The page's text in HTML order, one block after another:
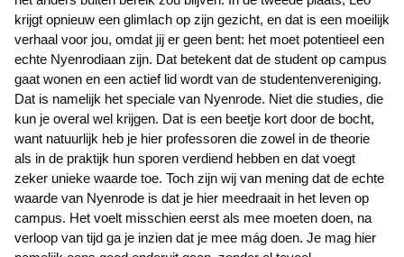
krijgt opnieuw een glimlach op zijn gezicht, en dat is een moeilijk
verhaal voor jou, omdat jij er geen bent: het moet potentieel een
echte Nyenrodiaan zijn. Dat betekent dat de student op campus
gaat wonen en een actief lid wordt van de studentenvereniging.
Dat is namelijk het speciale van Nyenrode. Niet die studies, die
kun je overal wel krijgen. Dat is een beetje kort door de bocht,
want natuurlijk heb je hier professoren die zowel in de theorie
als in de praktijk hun sporen verdiend hebben en dat voegt
zeker unieke waarde toe. Toch zijn wij van mening dat de echte
waarde van Nyenrode is dat je hier meedraait in het leven op
campus. Het voelt misschien eerst als mee moeten doen, na
verloop van tijd ga je inzien dat je mee mág doen. Je mag hier